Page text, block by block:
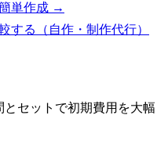
単作成 →
する（自作・制作代行）
セットで初期費用を大幅